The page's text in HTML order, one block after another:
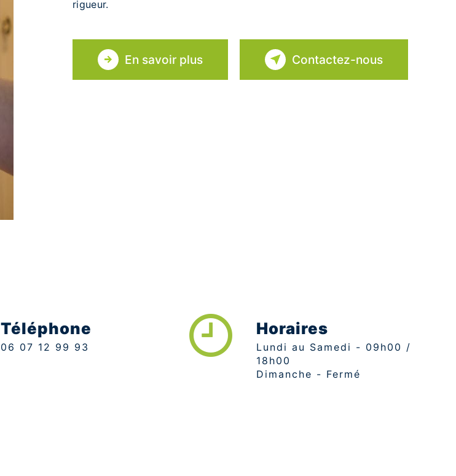
rigueur.
En savoir plus Contactez-nous
Téléphone
06 07 12 99 93
Horaires
Lundi au Samedi - 09h00 /
18h00
Dimanche - Fermé